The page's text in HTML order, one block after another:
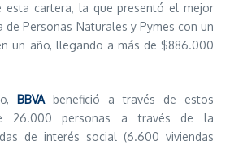
esta cartera, la que presentó el mejor
Personas Naturales y Pymes con un
un año, llegando a más de $886.000
BBVA benefició a través de estos
26.000 personas a través de la
de interés social (6.600 viviendas